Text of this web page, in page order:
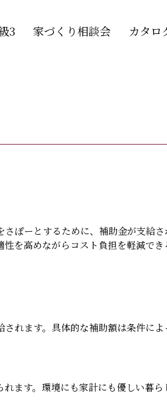
3 家づくり相談会 カタロ
ぽーとするために、補助金が支給さ
を高めながらコスト負担を軽減で
れます。具体的な補助額は条件に
ます。環境にも家計にも優しい暮ら